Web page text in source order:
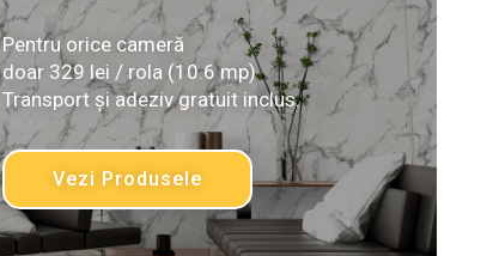
Pentru orice cameră
doar 329 lei / rola (10.6 mp)
Transport și adeziv gratuit inclus.
Vezi Produsele